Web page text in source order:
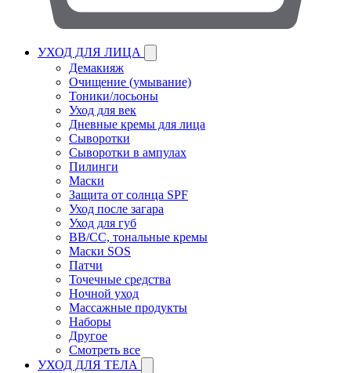
УХОД ДЛЯ ЛИЦА
Демакияж
Очищение (умывание)
Тоники/лосьоны
Уход для век
Дневные кремы для лица
Сыворотки
Сыворотки в ампулах
Пилинги
Маски
Защита от солнца SPF
Уход после загара
Уход для губ
BB/CC, тональные кремы
Маски SOS
Патчи
Точечные средства
Ночной уход
Массажные продукты
Наборы
Другое
Смотреть все
УХОД ДЛЯ ТЕЛА